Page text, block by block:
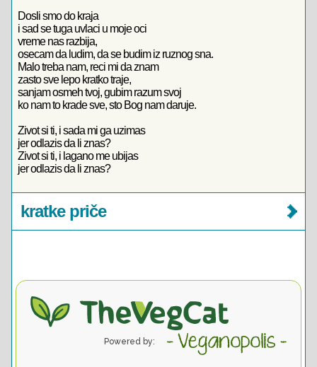
Dosli smo do kraja
i sad se tuga uvlaci u moje oci
vreme nas razbija,
osecam da ludim, da se budim iz ruznog sna.
Malo treba nam, reci mi da znam
zasto sve lepo kratko traje,
sanjam osmeh tvoj, gubim razum svoj
ko nam to krade sve, sto Bog nam daruje.
Zivot si ti, i sada mi ga uzimas
jer odlazis da li znas?
Zivot si ti, i lagano me ubijas
jer odlazis da li znas?
kratke priče